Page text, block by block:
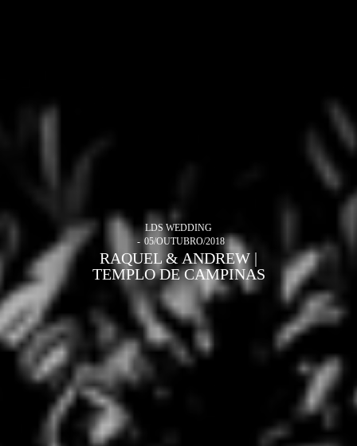
LDS WEDDING
05/OUTUBRO/2018
RAQUEL & ANDREW |
TEMPLO DE CAMPINAS